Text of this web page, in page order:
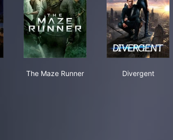
The Maze Runner
Divergent